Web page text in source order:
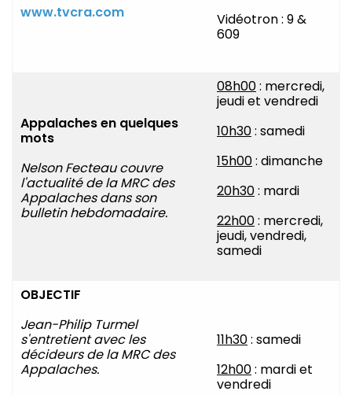
www.tvcra.com
Vidéotron : 9 &
609
Appalaches en quelques
mots
Nelson Fecteau couvre
l'actualité de la MRC des
Appalaches dans son
bulletin hebdomadaire.
08h00: mercredi,
jeudi et vendredi
10h30: samedi
15h00: dimanche
20h30: mardi
22h00: mercredi,
jeudi, vendredi,
samedi
OBJECTIF
Jean-Philip Turmel
s'entretient avec les
décideurs de la MRC des
Appalaches.
11h30: samedi
12h00: mardi et
vendredi